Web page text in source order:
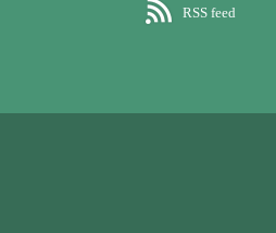
RSS feed